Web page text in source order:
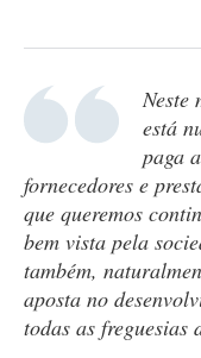
Neste
está
paga
fornecedores e
que queremos
bem vista pela
também,
aposta no
todas as freguesias